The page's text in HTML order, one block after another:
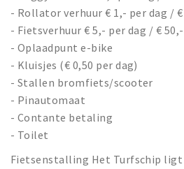
- Rollator verhuur € 1,- per dag /
- Fietsverhuur € 5,- per dag / €
- Oplaadpunt e-bike
- Kluisjes (€ 0,50 per dag)
- Stallen bromfiets/scooter
- Pinautomaat
- Contante betaling
- Toilet
Fietsenstalling Het Turfschip ligt